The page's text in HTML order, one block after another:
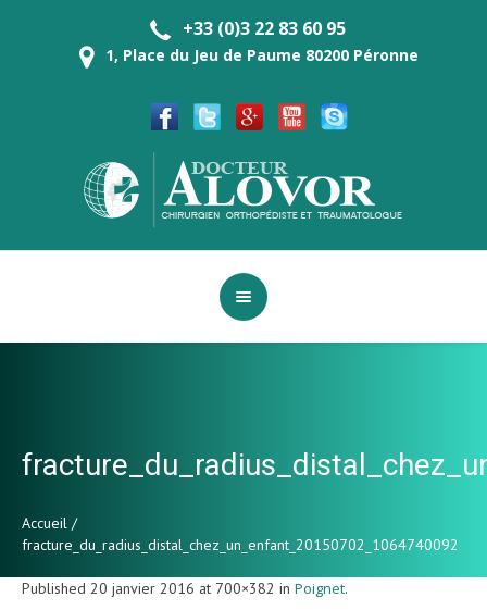
+33 (0)3 22 83 60 95
1, Place du Jeu de Paume 80200 Péronne
Accueil /
fracture_du_radius_distal_chez_un_enfant_20150702_1064740092
Published 20 janvier 2016 at 700×382 in Poignet.